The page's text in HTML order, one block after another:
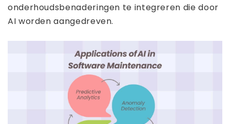
onderhoudsbenaderingen te integreren die door
AI worden aangedreven.